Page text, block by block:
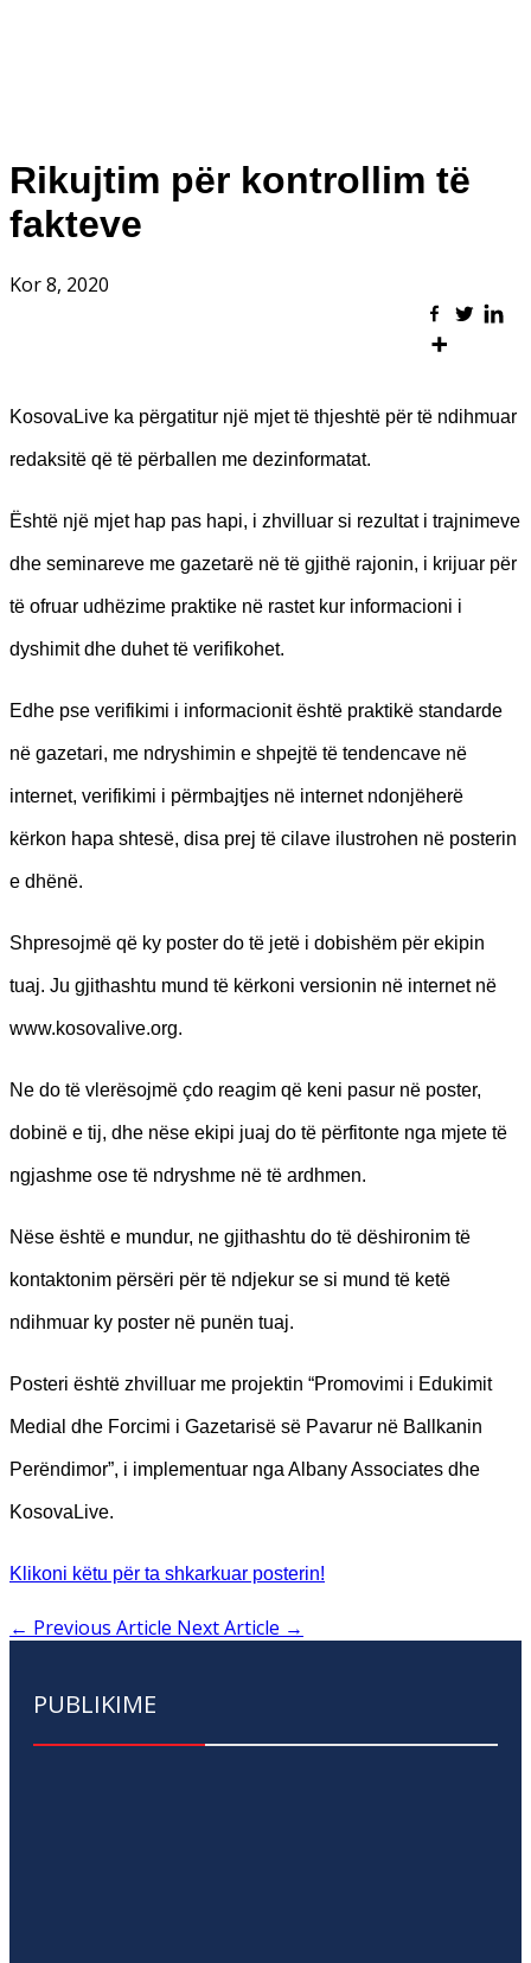
Rikujtim për kontrollim të
fakteve
Kor 8, 2020
KosovaLive ka përgatitur një mjet të thjeshtë për të ndihmuar
redaksitë që të përballen me dezinformatat.
Është një mjet hap pas hapi, i zhvilluar si rezultat i trajnimeve
dhe seminareve me gazetarë në të gjithë rajonin, i krijuar për
të ofruar udhëzime praktike në rastet kur informacioni i
dyshimit dhe duhet të verifikohet.
Edhe pse verifikimi i informacionit është praktikë standarde
në gazetari, me ndryshimin e shpejtë të tendencave në
internet, verifikimi i përmbajtjes në internet ndonjëherë
kërkon hapa shtesë, disa prej të cilave ilustrohen në posterin
e dhënë.
Shpresojmë që ky poster do të jetë i dobishëm për ekipin
tuaj. Ju gjithashtu mund të kërkoni versionin në internet në
www.kosovalive.org.
Ne do të vlerësojmë çdo reagim që keni pasur në poster,
dobinë e tij, dhe nëse ekipi juaj do të përfitonte nga mjete të
ngjashme ose të ndryshme në të ardhmen.
Nëse është e mundur, ne gjithashtu do të dëshironim të
kontaktonim përsëri për të ndjekur se si mund të ketë
ndihmuar ky poster në punën tuaj.
Posteri është zhvilluar me projektin “Promovimi i Edukimit
Medial dhe Forcimi i Gazetarisë së Pavarur në Ballkanin
Perëndimor”, i implementuar nga Albany Associates dhe
KosovaLive.
Klikoni këtu për ta shkarkuar posterin!
← Previous Article Next Article →
PUBLIKIME